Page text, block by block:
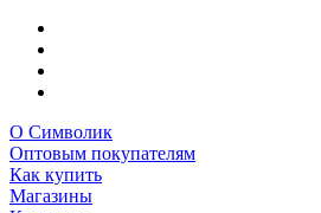
О Символик
Оптовым покупателям
Как купить
Магазины